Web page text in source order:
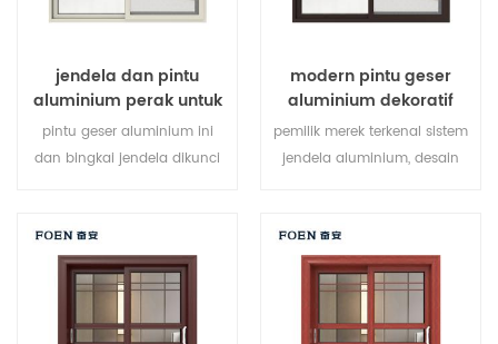
jendela dan pintu
aluminium perak untuk
rumah
pintu geser aluminium ini
dan bingkai jendela dikunci
anti-pencurian sangat baik.
berbagai jenis pintu untuk
memenuhi berbagai
kebutuhan arsitektur.
modern pintu geser
aluminium dekoratif
luar ruangan
pemilik merek terkenal sistem
jendela aluminium, desain